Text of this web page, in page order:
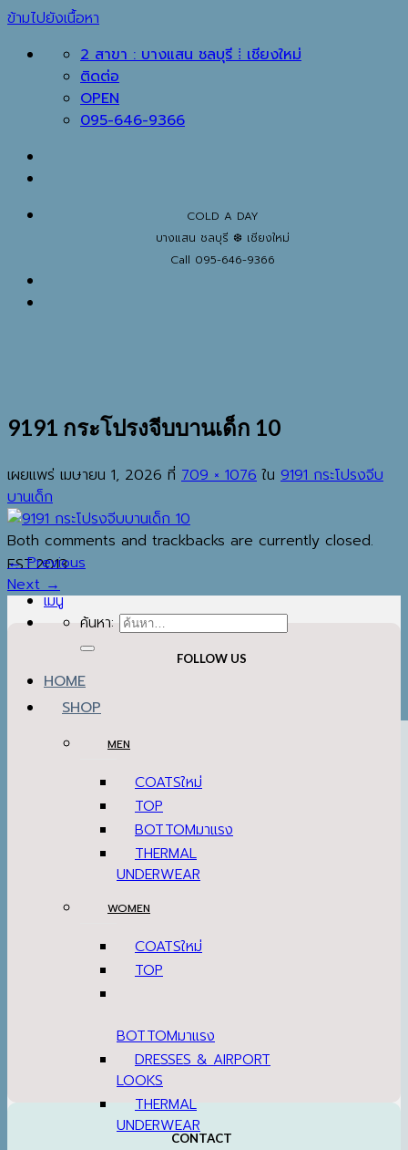
ข้ามไปยังเนื้อหา
2 สาขา : บางแสน ชลบุรี ⁞ เชียงใหม่
ติดต่อ
OPEN
095-646-9366
COLD A DAY
บางแสน ชลบุรี ❆ เชียงใหม่
Call 095-646-9366
EST.2013
เมนู
ค้นหา:
HOME
SHOP
MEN
COATS
TOP
BOTTOM
THERMAL
UNDERWEAR
WOMEN
COATS
TOP
BOTTOM
DRESSES & AIRPORT
LOOKS
THERMAL
UNDERWEAR
9191 กระโปรงจีบบานเด็ก 10
เผยแพร่ เมษายน 1, 2026 ที่ 709 × 1076 ใน 9191 กระโปรงจีบ
บานเด็ก
Both comments and trackbacks are currently closed.
←Previous
Next→
FOLLOW US
CONTACT